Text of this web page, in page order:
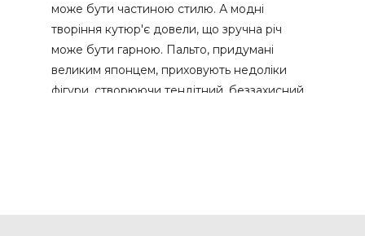
може бути частиною стилю. А модні
творіння кутюр'є довели, що зручна річ
може бути гарною. Пальто, придумані
великим японцем, приховують недоліки
фігури, створюючи тендітний, беззахисний